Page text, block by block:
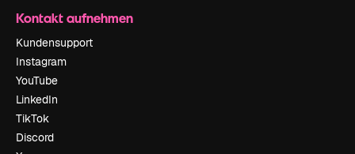
Kontakt aufnehmen
Kundensupport
Instagram
YouTube
LinkedIn
TikTok
Discord